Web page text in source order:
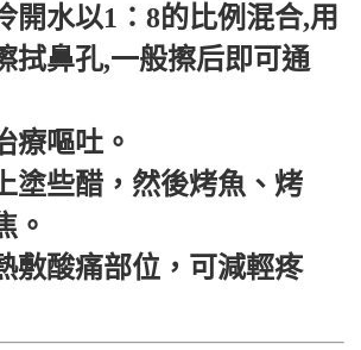
開水以1∶8的比例混合,用
拭鼻孔,一般擦后即可通
療嘔吐。
塗些醋，然後烤魚、烤
。
敷酸痛部位，可減輕疼